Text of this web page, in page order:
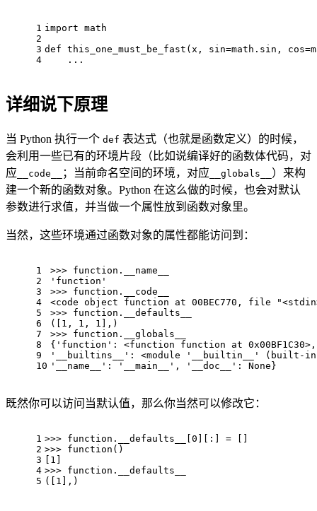
1
2
3
4
import math
def this_one_must_be_fast ( x, sin=math.sin,
    ...
详细说下原理
当 Python 执行一个 def 表达式（也就是函数定义）的时候，
会利用一些已有的环境片段（比如说编译好的函数体代码，对
应 __code__ ；当前命名空间的环境，对应 __globals__ ）来构
建一个新的函数对象。Python 在这么做的时候，也会对默认
参数进行求值，并当做一个属性放到函数对象里。
当然，这些环境通过函数对象的属性都能访问到：
1
2
3
4
5
6
7
8
9
10
>>> function.__name__
'function'
>>> function.__code__
<code object function at 00BEC770, file
>>> function.__defaults__
([ 1 , 1 , 1 ],)
>>> function.__globals__
{ 'function' : <function function at 0x00BF1C30>,
'__builtins__' : <module '__builtin__' (built- in
'__name__' : '__main__' , '__doc__' : None}
既然你可以访问当默认值，那么你当然可以修改它：
1
2
3
4
5
>>> function.__defaults__[0 ][:] = []
>>> function()
[ 1 ]
>>> function.__defaults__
([ 1 ],)